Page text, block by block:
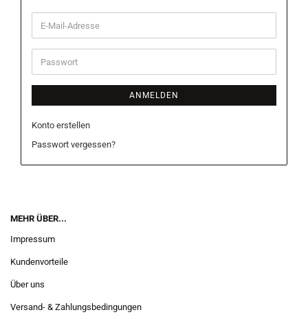
E-
Mail-
Adresse
Passwort
ANMELDEN
Konto erstellen
Passwort vergessen?
MEHR ÜBER...
Impressum
Kundenvorteile
Über uns
Versand- & Zahlungsbedingungen